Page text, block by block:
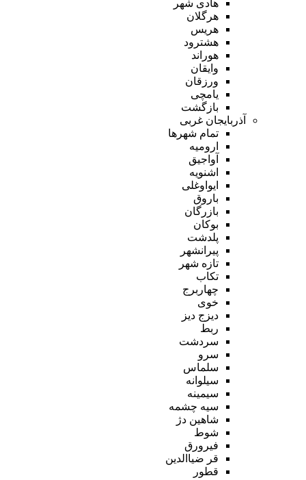
هادی شهر
هرگلان
هریس
هشترود
هوراند
وایقان
ورزقان
یامچی
بازگشت
آذربایجان غربی
تمام شهر‌ها
ارومیه
آواجیق
اشنویه
ایواوغلی
باروق
بازرگان
بوکان
پلدشت
پیرانشهر
تازه شهر
تکاب
چهاربرج
خوی
دیزج دیز
ربط
سردشت
سرو
سلماس
سیلوانه
سیمینه
سیه چشمه
شاهین دژ
شوط
فیرورق
قر ضیاالدین
قطور